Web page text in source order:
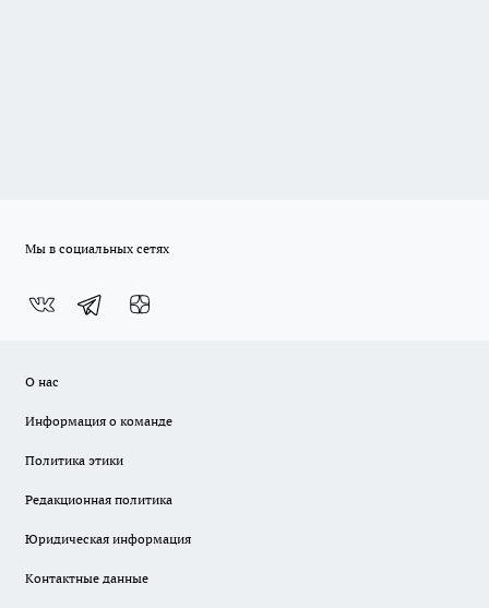
Мы в социальных сетях
О нас
Информация о команде
Политика этики
Редакционная политика
Юридическая информация
Контактные данные